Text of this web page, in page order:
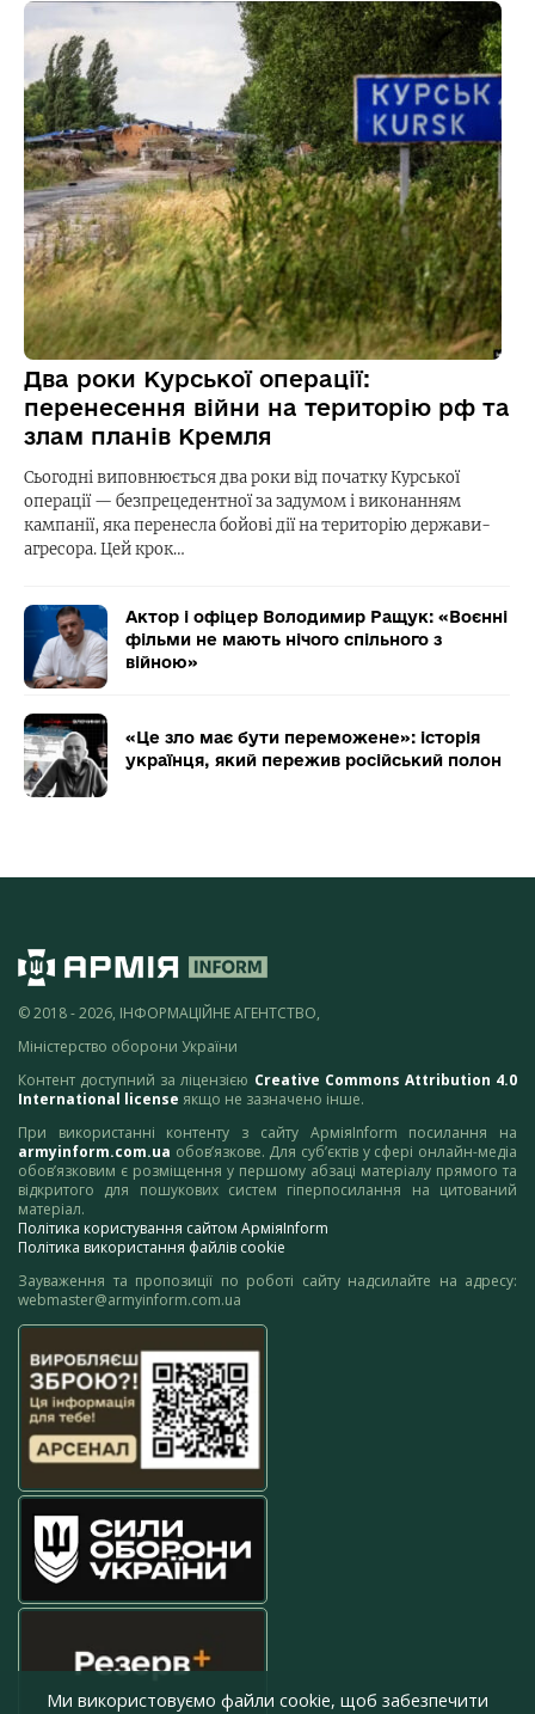
Два роки Курської операції:
перенесення війни на територію рф та
злам планів Кремля
Сьогодні виповнюється два роки від початку Курської
операції — безпрецедентної за задумом і виконанням
кампанії, яка перенесла бойові дії на територію держави-
агресора. Цей крок…
Актор і офіцер Володимир Ращук: «Воєнні
фільми не мають нічого спільного з
війною»
«Це зло має бути переможене»: історія
українця, який пережив російський полон
© 2018 - 2026, ІНФОРМАЦІЙНЕ АГЕНТСТВО,
Міністерство оборони України
Контент доступний за ліцензією Creative Commons Attribution 4.0
International license якщо не зазначено інше.
При використанні контенту з сайту АрміяInform посилання на
armyinform.com.ua обов’язкове. Для суб’єктів у сфері онлайн-медіа
обов’язковим є розміщення у першому абзаці матеріалу прямого та
відкритого для пошукових систем гіперпосилання на цитований
матеріал.
Політика користування сайтом АрміяInform
Політика використання файлів cookie
Зауваження та пропозиції по роботі сайту надсилайте на адресу:
webmaster@armyinform.com.ua
Ми використовуємо файли cookie, щоб забезпечити